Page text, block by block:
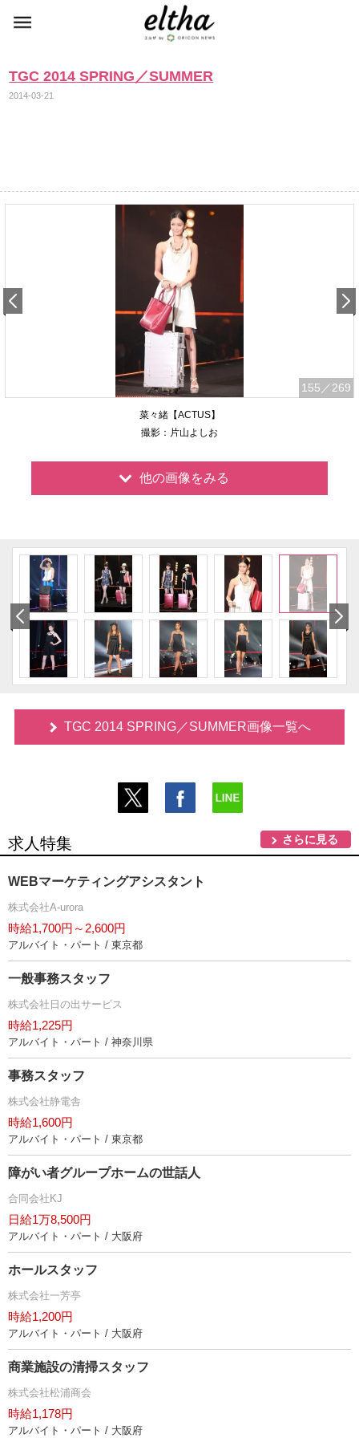
TGC 2014 SPRING／SUMMER
2014-03-21
155 ／269
菜々緒【ACTUS】
撮影：片山よしお
他の画像をみる
TGC 2014 SPRING／SUMMER画像一覧へ
求人特集 さらに見る
WEBマーケティングアシスタント
株式会社A-urora
時給1,700円～2,600円
アルバイト・パート / 東京都
一般事務スタッフ
株式会社日の出サービス
時給1,225円
アルバイト・パート / 神奈川県
事務スタッフ
株式会社静電舎
時給1,600円
アルバイト・パート / 東京都
障がい者グループホームの世話人
合同会社KJ
日給1万8,500円
アルバイト・パート / 大阪府
ホールスタッフ
株式会社一芳亭
時給1,200円
アルバイト・パート / 大阪府
商業施設の清掃スタッフ
株式会社松浦商会
時給1,178円
アルバイト・パート / 大阪府